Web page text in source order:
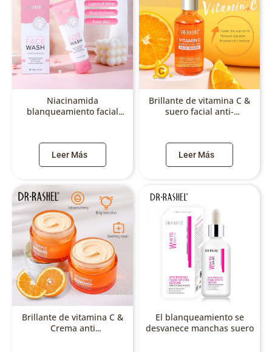
Niacinamida
blanqueamiento facial
Leer Más
Brillante de vitamina C &
suero facial anti-
Leer Más
Brillante de vitamina C &
Crema anti
El blanqueamiento se
desvanece manchas suero